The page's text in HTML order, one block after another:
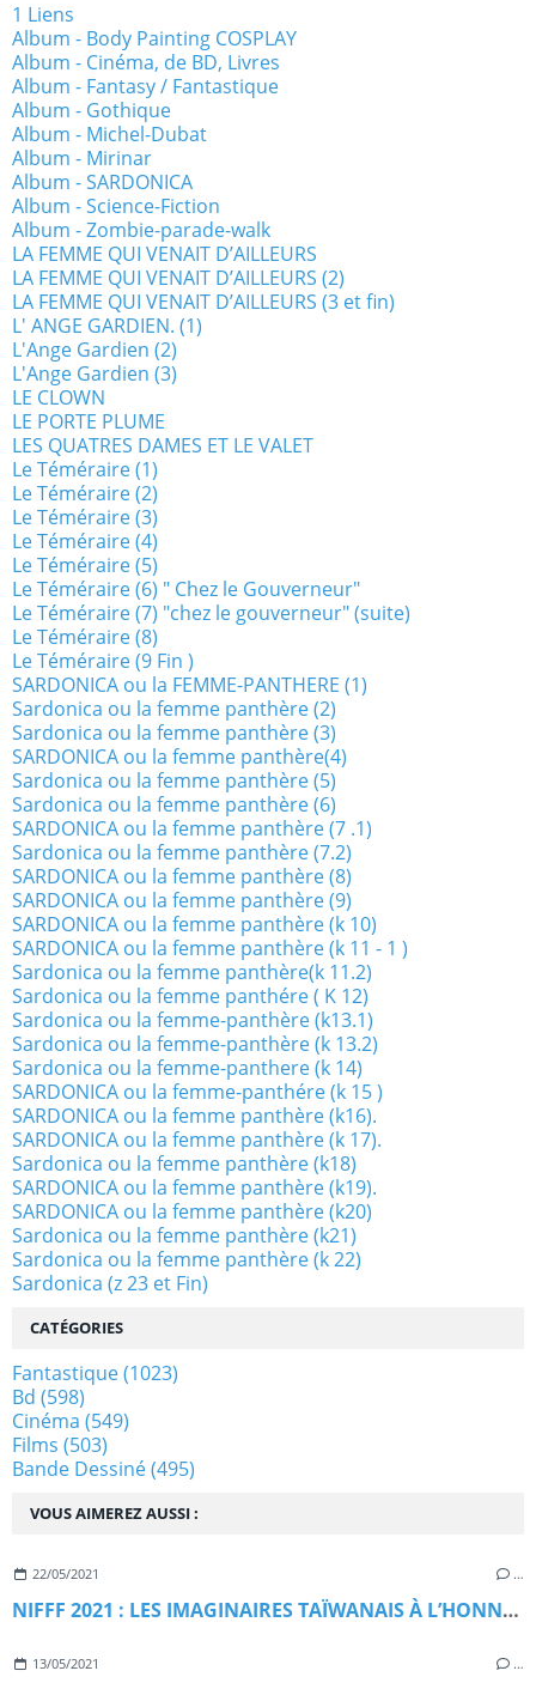
VOUS AIMEREZ AUSSI :
22/05/2021 …
NIFFF 2021 : LES IMAGINAIRES TAÏWANAIS À L’HONNEUR
13/05/2021 …
1 Liens
Album - Body Painting COSPLAY
Album - Cinéma, de BD, Livres
Album - Fantasy / Fantastique
Album - Gothique
Album - Michel-Dubat
Album - Mirinar
Album - SARDONICA
Album - Science-Fiction
Album - Zombie-parade-walk
LA FEMME QUI VENAIT D’AILLEURS
LA FEMME QUI VENAIT D’AILLEURS (2)
LA FEMME QUI VENAIT D’AILLEURS (3 et fin)
L' ANGE GARDIEN. (1)
L'Ange Gardien (2)
L'Ange Gardien (3)
LE CLOWN
LE PORTE PLUME
LES QUATRES DAMES ET LE VALET
Le Téméraire (1)
Le Téméraire (2)
Le Téméraire (3)
Le Téméraire (4)
Le Téméraire (5)
Le Téméraire (6) " Chez le Gouverneur"
Le Téméraire (7) "chez le gouverneur" (suite)
Le Téméraire (8)
Le Téméraire (9 Fin )
SARDONICA ou la FEMME-PANTHERE (1)
Sardonica ou la femme panthère (2)
Sardonica ou la femme panthère (3)
SARDONICA ou la femme panthère(4)
Sardonica ou la femme panthère (5)
Sardonica ou la femme panthère (6)
SARDONICA ou la femme panthère (7 .1)
Sardonica ou la femme panthère (7.2)
SARDONICA ou la femme panthère (8)
SARDONICA ou la femme panthère (9)
SARDONICA ou la femme panthère (k 10)
SARDONICA ou la femme panthère (k 11 - 1 )
Sardonica ou la femme panthère(k 11.2)
Sardonica ou la femme panthére ( K 12)
Sardonica ou la femme-panthère (k13.1)
Sardonica ou la femme-panthère (k 13.2)
Sardonica ou la femme-panthere (k 14)
SARDONICA ou la femme-panthére (k 15 )
SARDONICA ou la femme panthère (k16).
SARDONICA ou la femme panthère (k 17).
Sardonica ou la femme panthère (k18)
SARDONICA ou la femme panthère (k19).
SARDONICA ou la femme panthère (k20)
Sardonica ou la femme panthère (k21)
Sardonica ou la femme panthère (k 22)
Sardonica (z 23 et Fin)
CATÉGORIES
Fantastique(1023)
Bd (598)
Cinéma (549)
Films (503)
Bande Dessiné(495)